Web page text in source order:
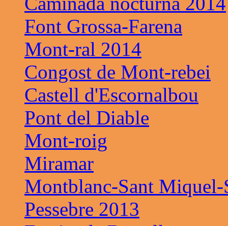
Font Grossa-Farena
Mont-ral 2014
Congost de Mont-rebei
Castell d'Escornalbou
Pont del Diable
Mont-roig
Miramar
Montblanc-Sant
Pessebre 2013